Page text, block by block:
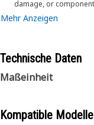
damage, or
Mehr Anzeigen
Technische Daten
Maßeinheit
Kompatible Modelle